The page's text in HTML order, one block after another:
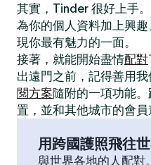
其實，Tinder 很好上手
為你的個人資料加上興
現你最有魅力的一面。
接著，就能開始盡情配對
出遠門之前，記得善用我
閱方案隨附的一項功能
置，並和其他城市的會員
用跨國護照飛往
與世界各地的人配對